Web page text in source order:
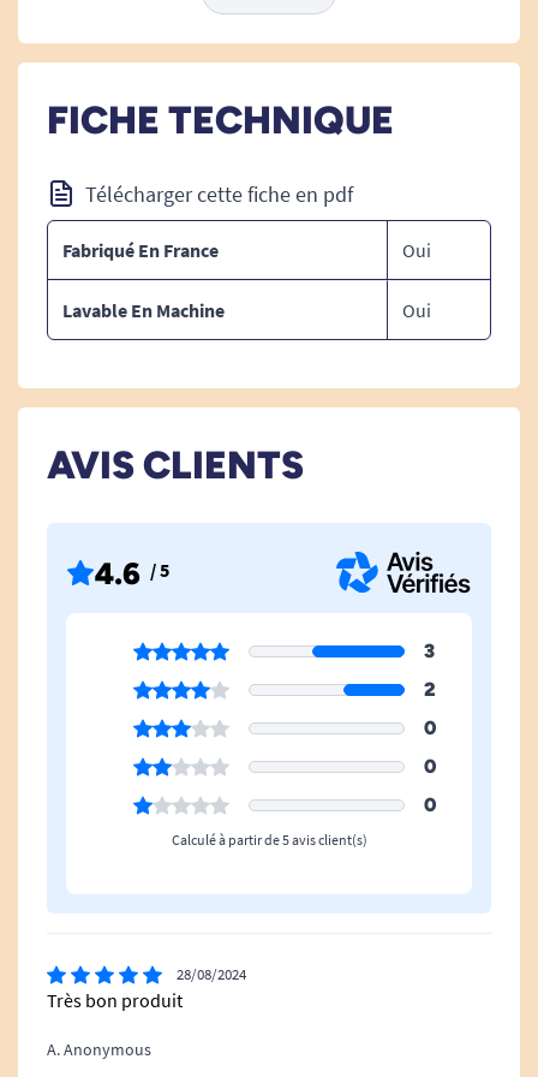
Matelassé 4 couches (540 g/m2).
Absorption 3L/m2.
Composition :
Intérieur : Fibre 100% polyester.
Lavable en machine à 60°C.
FICHE TECHNIQUE
Télécharger cette fiche en pdf
Fabriqué En France Oui
Lavable En Machine Oui
AVIS CLIENTS
4.6 / 5
3
2
0
0
0
Calculé à partir de 5 avis client(s)
28/08/2024
Très bon produit
A. Anonymous